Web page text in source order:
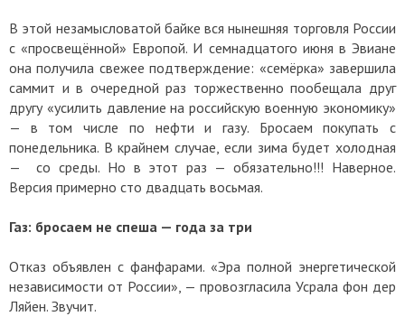
В этой незамысловатой байке вся нынешняя торговля России
с «просвещённой» Европой. И семнадцатого июня в Эвиане
она получила свежее подтверждение: «семёрка» завершила
саммит и в очередной раз торжественно пообещала друг
другу «усилить давление на российскую военную экономику»
— в том числе по нефти и газу. Бросаем покупать с
понедельника. В крайнем случае, если зима будет холодная
— со среды. Но в этот раз — обязательно!!! Наверное.
Версия примерно сто двадцать восьмая.
Газ: бросаем не спеша — года за три
Отказ объявлен с фанфарами. «Эра полной энергетической
независимости от России», — провозгласила Усрала фон дер
Ляйен. Звучит.